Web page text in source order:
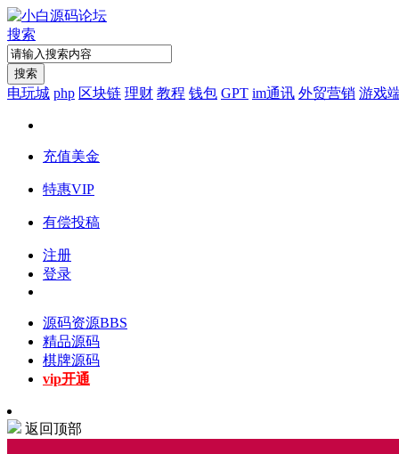
搜索
搜索
电玩城 php 区块链 理财 教程 钱包 GPT im通讯 外贸营销 游戏
充值美金
特惠VIP
有偿投稿
注册
登录
源码资源BBS
精品源码
棋牌源码
vip开通
返回顶部